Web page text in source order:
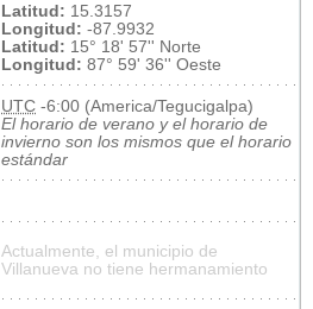
Latitud: 15.3157
Longitud: -87.9932
Latitud: 15° 18' 57'' Norte
Longitud: 87° 59' 36'' Oeste
UTC -6:00 (America/Tegucigalpa)
El horario de verano y el horario de
invierno son los mismos que el horario
estándar
Actualmente, el municipio de
Villanueva no tiene hermanamiento